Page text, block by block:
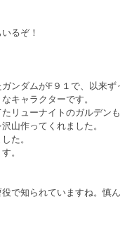
るぞ！
ンダムがF９１で、以来
キャラクターです。
リューナイトのガルデンも
山作ってくれました。
た。
。
で知られていますね。慎